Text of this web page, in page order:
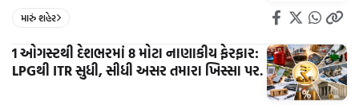
મારું શહેર
1 ઓગસ્ટથી દેશભરમાં 8 મોટા નાણાકીય ફેરફાર:
LPGથી ITR સુધી, સીધી અસર તમારા ખિસ્સા પર.